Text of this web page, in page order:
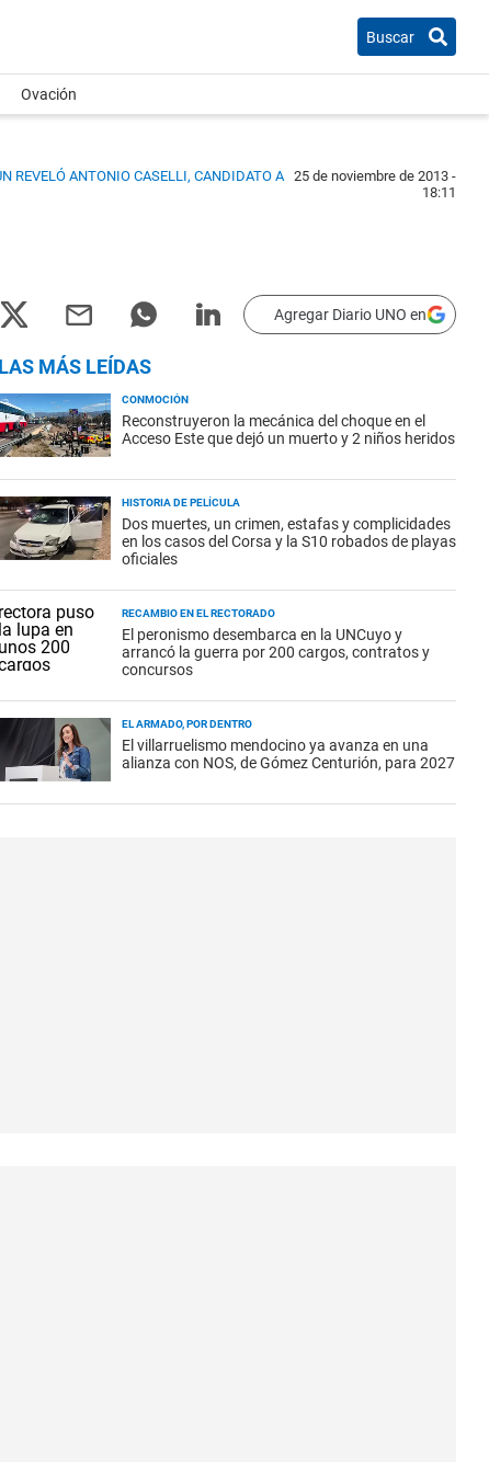
Buscar
Ovación
REVELÓ ANTONIO CASELLI, CANDIDATO A 25 de noviembre de 2013 -
18:11
Agregar Diario UNO en
LAS MÁS LEÍDAS
CONMOCIÓN
Reconstruyeron la mecánica del choque en el
Acceso Este que dejó un muerto y 2 niños heridos
HISTORIA DE PELÍCULA
Dos muertes, un crimen, estafas y complicidades
en los casos del Corsa y la S10 robados de playas
oficiales
RECAMBIO EN EL RECTORADO
El peronismo desembarca en la UNCuyo y
arrancó la guerra por 200 cargos, contratos y
concursos
EL ARMADO, POR DENTRO
El villarruelismo mendocino ya avanza en una
alianza con NOS, de Gómez Centurión, para 2027